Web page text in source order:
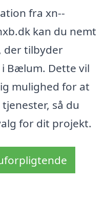
fra xn--
kan du nemt
der tilbyder
Bælum. Dette vil
mulighed for at
så du
for dit projekt.